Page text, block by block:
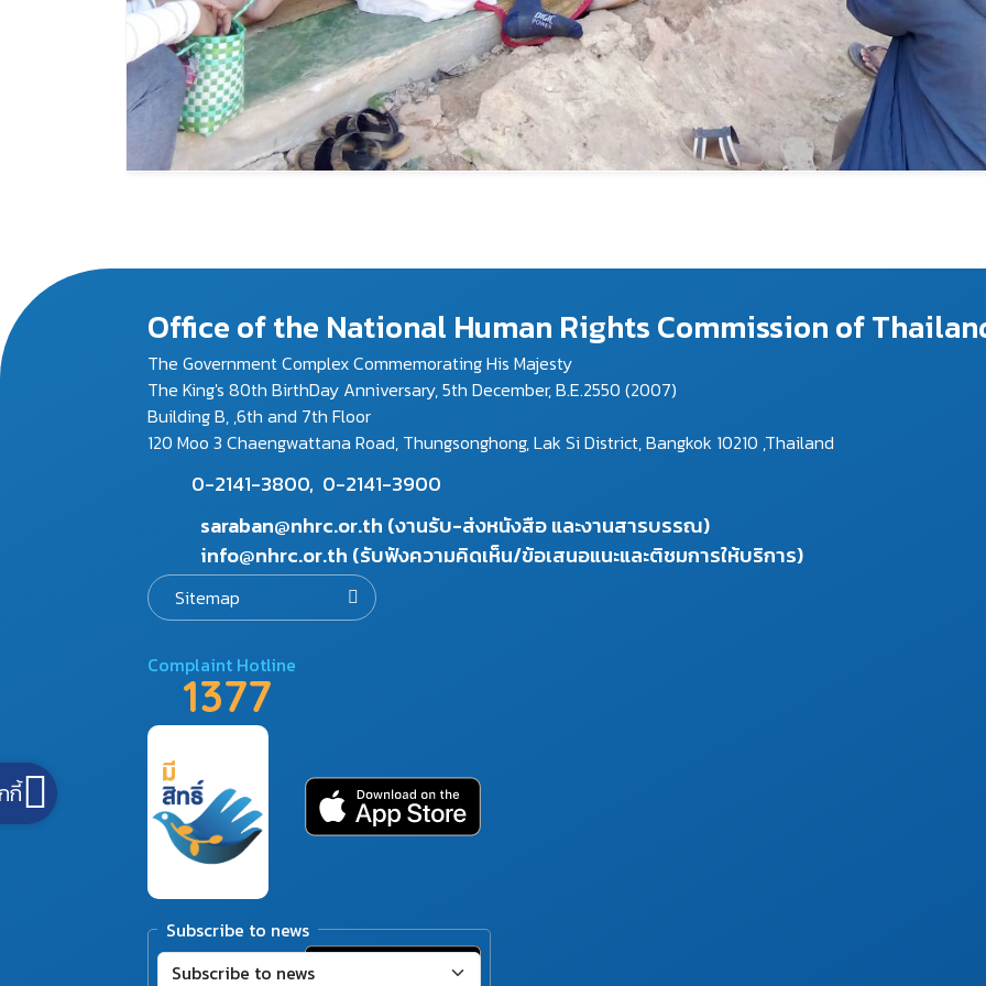
Office of the National Human Rights Commission of
The Government Complex Commemorating His Majesty
The King's 80th BirthDay Anniversary, 5th December, B.E.2550 (2007)
Building B, ,6th and 7th Floor
120 Moo 3 Chaengwattana Road, Thungsonghong, Lak Si District, Bangkok 10210 ,Thailand
0-2141-3800, 0-2141-3900
saraban@nhrc.or.th (งานรับ-ส่งหนังสือ และงานสารบรรณ)
info@nhrc.or.th (รับฟังความคิดเห็น/ข้อเสนอแนะและติชมการให้บริการ)
Sitemap
Complaint Hotline
1377
Subscribe to news
กี้